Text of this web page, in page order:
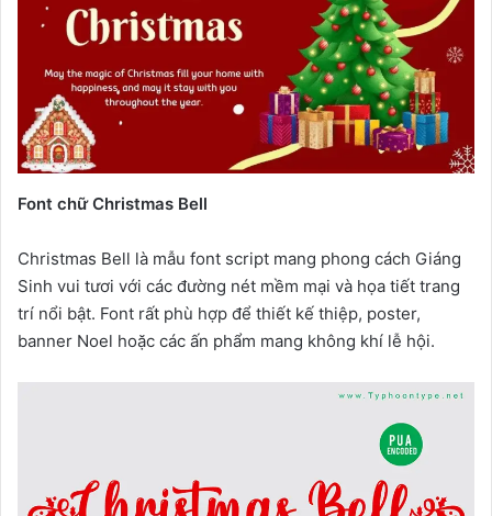
Font chữ Christmas Bell
Christmas Bell là mẫu font script mang phong cách Giáng
Sinh vui tươi với các đường nét mềm mại và họa tiết trang
trí nổi bật. Font rất phù hợp để thiết kế thiệp, poster,
banner Noel hoặc các ấn phẩm mang không khí lễ hội.